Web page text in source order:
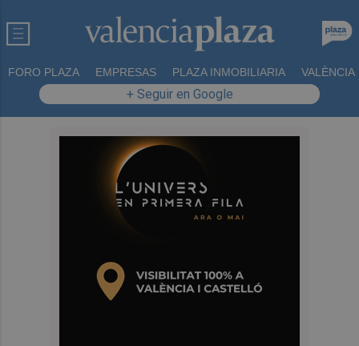
FORO PLAZA EMPRESAS PLAZA INMOBILIARIA VALÈNCIA
+ Seguir en Google